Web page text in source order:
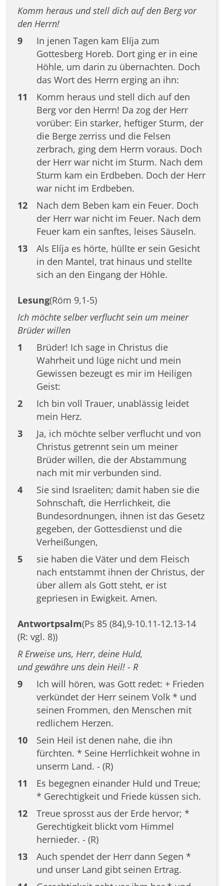
Komm heraus und stell dich auf den Berg vor
den Herrn!
9
In jenen Tagen kam Elíja zum
Gottesberg Horeb. Dort ging er in eine
Höhle, um darin zu übernachten. Doch
das Wort des Herrn erging an ihn:
11
Komm heraus und stell dich auf den
Berg vor den Herrn! Da zog der Herr
vorüber: Ein starker, heftiger Sturm, der
die Berge zerriss und die Felsen
zerbrach, ging dem Herrn voraus. Doch
der Herr war nicht im Sturm. Nach dem
Sturm kam ein Erdbeben. Doch der Herr
war nicht im Erdbeben.
12
Nach dem Beben kam ein Feuer. Doch
der Herr war nicht im Feuer. Nach dem
Feuer kam ein sanftes, leises Säuseln.
13
Als Elíja es hörte, hüllte er sein Gesicht
in den Mantel, trat hinaus und stellte
sich an den Eingang der Höhle.
Lesung(Röm 9,1-5)
Ich möchte selber verflucht sein um meiner
Brüder willen
1
Brüder! Ich sage in Christus die
Wahrheit und lüge nicht und mein
Gewissen bezeugt es mir im Heiligen
Geist:
2
Ich bin voll Trauer, unablässig leidet
mein Herz.
3
Ja, ich möchte selber verflucht und von
Christus getrennt sein um meiner
Brüder willen, die der Abstammung
nach mit mir verbunden sind.
4
Sie sind Israeliten; damit haben sie die
Sohnschaft, die Herrlichkeit, die
Bundesordnungen, ihnen ist das Gesetz
gegeben, der Gottesdienst und die
Verheißungen,
5
sie haben die Väter und dem Fleisch
nach entstammt ihnen der Christus, der
über allem als Gott steht, er ist
gepriesen in Ewigkeit. Amen.
Antwortpsalm(Ps 85 (84),9-10.11-12.13-14
(R: vgl. 8))
R Erweise uns, Herr, deine Huld,
und gewähre uns dein Heil! - R
9
Ich will hören, was Gott redet: + Frieden
verkündet der Herr seinem Volk * und
seinen Frommen, den Menschen mit
redlichem Herzen.
10
Sein Heil ist denen nahe, die ihn
fürchten. * Seine Herrlichkeit wohne in
unserm Land. - (R)
11
Es begegnen einander Huld und Treue;
* Gerechtigkeit und Friede küssen sich.
12
Treue sprosst aus der Erde hervor; *
Gerechtigkeit blickt vom Himmel
hernieder. - (R)
13
Auch spendet der Herr dann Segen *
und unser Land gibt seinen Ertrag.